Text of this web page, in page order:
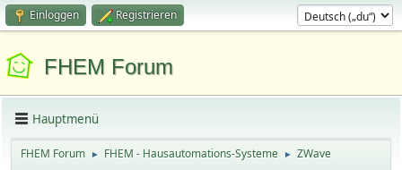
Einloggen Registrieren
FHEM Forum
Hauptmenü
FHEM Forum ► FHEM - Hausautomations-Systeme ► ZWave